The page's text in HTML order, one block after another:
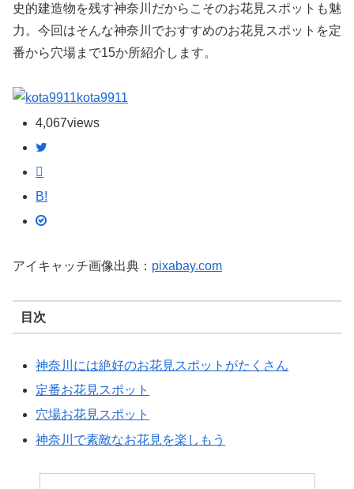
史的建造物を残す神奈川だからこそのお花見スポットも魅
力。今回はそんな神奈川でおすすめのお花見スポットを定
番から穴場まで15か所紹介します。
kota9911
4,067views
B!
アイキャッチ画像出典： pixabay.com
目次
神奈川には絶好のお花見スポットがたくさん
定番お花見スポット
穴場お花見スポット
神奈川で素敵なお花見を楽しもう